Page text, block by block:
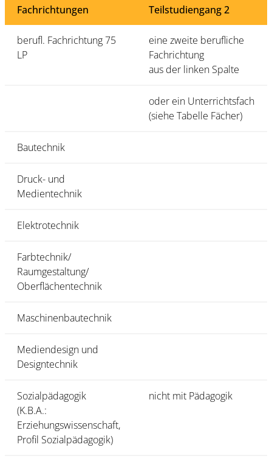
Fachrichtungen
Teilstudiengang 2
berufl. Fachrichtung 75
LP
eine zweite berufliche
Fachrichtung
aus der linken Spalte
oder ein Unterrichtsfach
(siehe Tabelle Fächer)
Bautechnik
Druck- und
Medientechnik
Elektrotechnik
Farbtechnik/
Raumgestaltung/
Oberflächentechnik
Maschinenbautechnik
Mediendesign und
Designtechnik
Sozialpädagogik
(K.B.A.:
Erziehungswissenschaft,
Profil Sozialpädagogik)
nicht mit Pädagogik